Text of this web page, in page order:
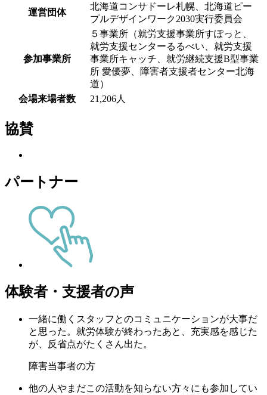
運営団体
北海道コンサドーレ札幌、北海道ピー
プルデザインワーク2030実行委員会
参加事業所
５事業所（就労支援事業所すぽっと、
就労支援センターるるべい、就労支援
事業所キャッチ、就労継続支援B型事業
所 愛優夢、障害者支援者センター北海
道）
会場来場者数
21,206人
協賛
パートナー
体験者・支援者の声
一緒に働くスタッフとのコミュニケーションが大事だ
と思った。就労体験が終わったあと、充実感を感じた
が、反省点がたくさん出た。
障害当事者の方
他の人やまだこの活動を知らない方々にも参加してい